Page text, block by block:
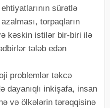
sürətlə
torpaqların
kəskin istilər bir-biri ilə
tələb edən
problemlər təkcə
dayanıqlı inkişafa, insan
və ölkələrin tərəqqisinə